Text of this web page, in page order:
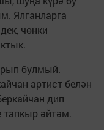
Ялганларга
чөнки
булмый.
артист белән
дип
тапкыр әйтәм.